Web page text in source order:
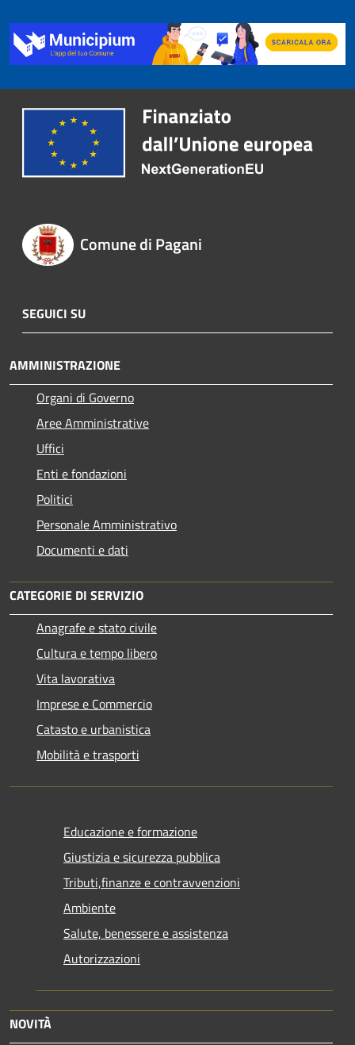
Comune di Pagani
SEGUICI SU
AMMINISTRAZIONE
Organi di Governo
Aree Amministrative
Uffici
Enti e fondazioni
Politici
Personale Amministrativo
Documenti e dati
CATEGORIE DI SERVIZIO
Anagrafe e stato civile
Cultura e tempo libero
Vita lavorativa
Imprese e Commercio
Catasto e urbanistica
Mobilità e trasporti
Educazione e formazione
Giustizia e sicurezza pubblica
Tributi,finanze e contravvenzioni
Ambiente
Salute, benessere e assistenza
Autorizzazioni
NOVITÀ